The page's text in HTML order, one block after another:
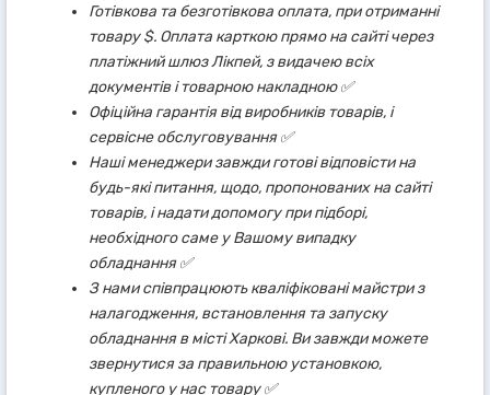
Готівкова та безготівкова оплата, при отриманні
товару $. Оплата карткою прямо на сайті через
платіжний шлюз Лікпей, з видачею всіх
документів і товарною накладною ✅
Офіційна гарантія від виробників товарів, і
сервісне обслуговування ✅
Наші менеджери завжди готові відповісти на
будь-які питання, щодо, пропонованих на сайті
товарів, і надати допомогу при підборі,
необхідного саме у Вашому випадку
обладнання ✅
З нами співпрацюють кваліфіковані майстри з
налагодження, встановлення та запуску
обладнання в місті Харкові. Ви завжди можете
звернутися за правильною установкою,
купленого у нас товару ✅